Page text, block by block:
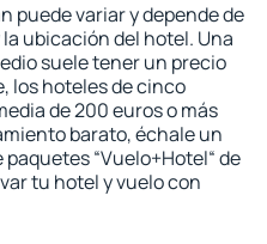
puede variar y depende de
ubicación del hotel. Una
suele tener un precio
los hoteles de cinco
de 200 euros o más
barato, échale un
“Vuelo+Hotel“ de
tu hotel y vuelo con